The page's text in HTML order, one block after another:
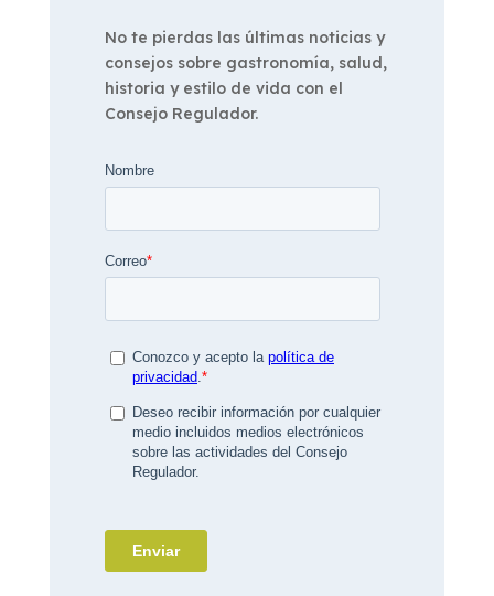
No te pierdas las últimas noticias y
consejos sobre gastronomía, salud,
historia y estilo de vida con el
Consejo Regulador.